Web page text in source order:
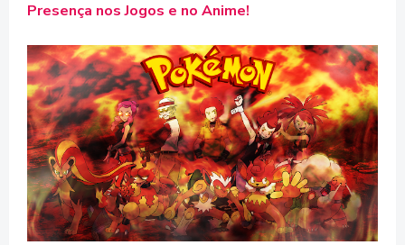
Presença nos Jogos e no Anime!